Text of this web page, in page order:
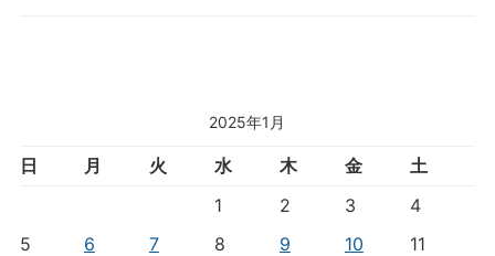
2025年1月
日 月 火 水 木 金
土
1
2 3
4
5
6 7 8 9 10
11